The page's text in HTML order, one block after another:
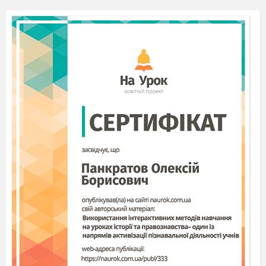
3. Найвища гора України
Українських Карпатах
4. Скільки областей має Україна
5. Назвіть географічний центр Європи. (в
селі Ділове Рахівського району Закарпаття
розташований географічний центр Європи.)
6. Назвіть найбільше озеро України
(Ялпуг (Ялпух) у заплаві Дунаю, в Одеській
області)
7. Назвіть найбільший транспортним
шлях стародавності, що пролягав на території
України («шлях з варяг у греки»)
8. Найбільша пустеля Європи
(Олешківські піски)
Підведемо підсумки 2 турів.